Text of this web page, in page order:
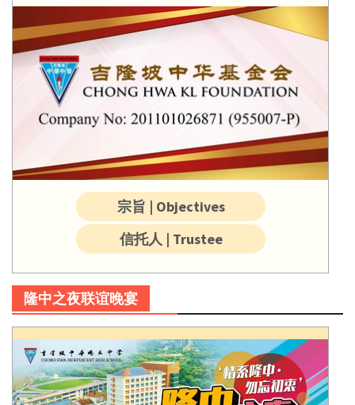
宗旨 | Objectives
信托人 | Trustee
隆中之夜联谊晚宴